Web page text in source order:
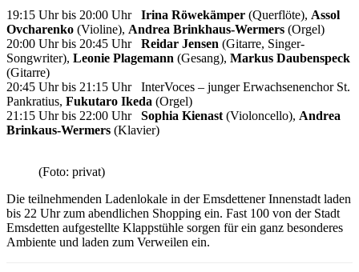
19:15 Uhr bis 20:00 Uhr Irina Röwekämper (Querflöte), Assol
Ovcharenko (Violine), Andrea Brinkhaus-Wermers (Orgel)
20:00 Uhr bis 20:45 Uhr Reidar Jensen (Gitarre, Singer-
Songwriter), Leonie Plagemann (Gesang), Markus Daubenspeck
(Gitarre)
20:45 Uhr bis 21:15 Uhr InterVoces – junger Erwachsenenchor St.
Pankratius, Fukutaro Ikeda (Orgel)
21:15 Uhr bis 22:00 Uhr Sophia Kienast (Violoncello), Andrea
Brinkaus-Wermers (Klavier)
(Foto: privat)
Die teilnehmenden Ladenlokale in der Emsdettener Innenstadt laden
bis 22 Uhr zum abendlichen Shopping ein. Fast 100 von der Stadt
Emsdetten aufgestellte Klappstühle sorgen für ein ganz besonderes
Ambiente und laden zum Verweilen ein.